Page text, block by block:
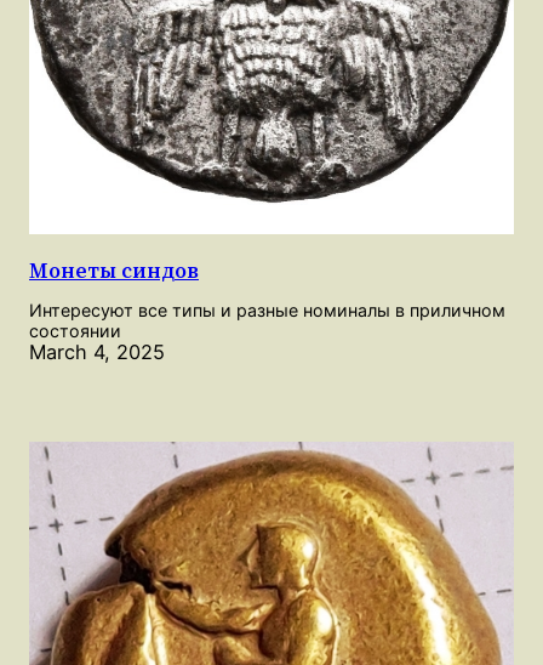
Монеты синдов
Интересуют все типы и разные номиналы в приличном
состоянии
March 4, 2025